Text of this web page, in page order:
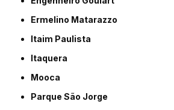
Ermelino Matarazzo
Itaim Paulista
Itaquera
Mooca
Parque São Jorge